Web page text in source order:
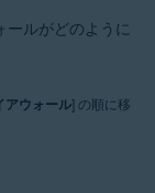
ルがどのように
アウォール] の順に移